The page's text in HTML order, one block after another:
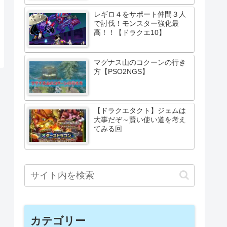
レギロ４をサポート仲間３人
で討伐！モンスター強化最
高！！【ドラクエ10】
マグナス山のコクーンの行き
方【PSO2NGS】
【ドラクエタクト】ジェムは
大事だぞ～賢い使い道を考え
てみる回
カテゴリー